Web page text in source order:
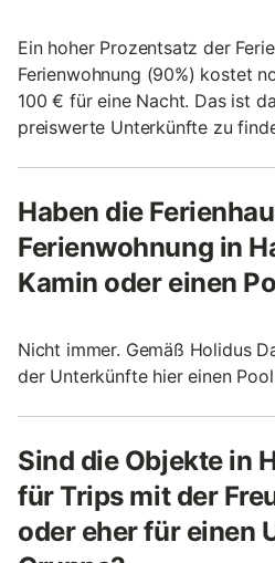
Ein hoher Prozentsatz der
Ferienwohnung (90%) kostet
100 € für eine Nacht. Das ist
preiswerte Unterkünfte zu
Haben die
Ferienwohnung in
Kamin oder einen
Nicht immer. Gemäß Holidus
der Unterkünfte hier einen
Sind die Objekte in
für Trips mit der
oder eher für einen